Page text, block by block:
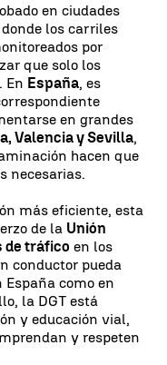
en ciudades
los carriles
por
que solo los
En España, es
en grandes
Valencia y Sevilla,
hacen que
necesarias.
más eficiente, esta
de la Unión
de tráfico en los
conductor pueda
como en
la DGT está
y educación vial,
y respeten